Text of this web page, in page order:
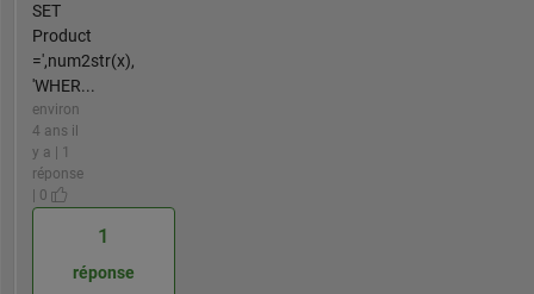
SET
Product
=',num2str(x),
'WHER...
environ
4 ans il
y a | 1
réponse
| 0
1
réponse